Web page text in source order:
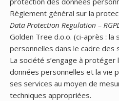
Règlement général sur la
Data Protection Regulation –
Golden Tree d.o.o. (ci-après :
personnelles dans le cadre des
La société s’engage à
données personnelles et la vie
ses services au moyen de
techniques appropriées.